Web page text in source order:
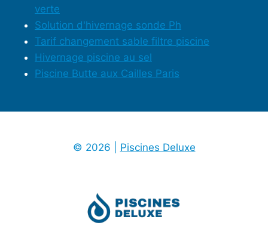
verte
Solution d'hivernage sonde Ph
Tarif changement sable filtre piscine
Hivernage piscine au sel
Piscine Butte aux Cailles Paris
© 2026 | Piscines Deluxe